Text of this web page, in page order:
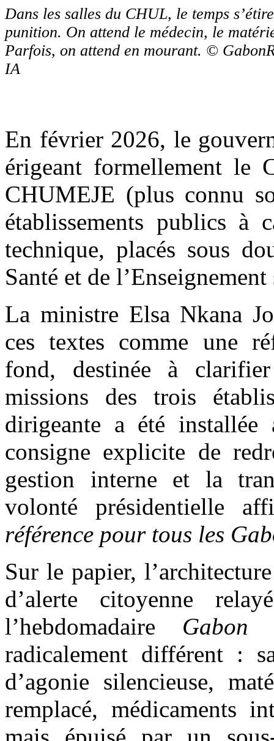
Dans les salles du CHUL, le temps
punition. On attend le médecin, le
Parfois, on attend en mourant. ©
IA
En février 2026, le
érigeant formellement le
CHUMEJE (plus connu
établissements publics à
technique, placés sous
Santé et de
La ministre Elsa Nkana
ces textes comme une
fond, destinée à clarifier
missions des trois
dirigeante a été
consigne explicite de
gestion interne et la
volonté présidentielle
référence pour tous les
Sur le papier,
d’alerte citoyenne
l’hebdomadaire Gabon
radicalement différent :
d’agonie silencieuse,
remplacé, médicaments